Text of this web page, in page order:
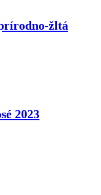
žltá
2023